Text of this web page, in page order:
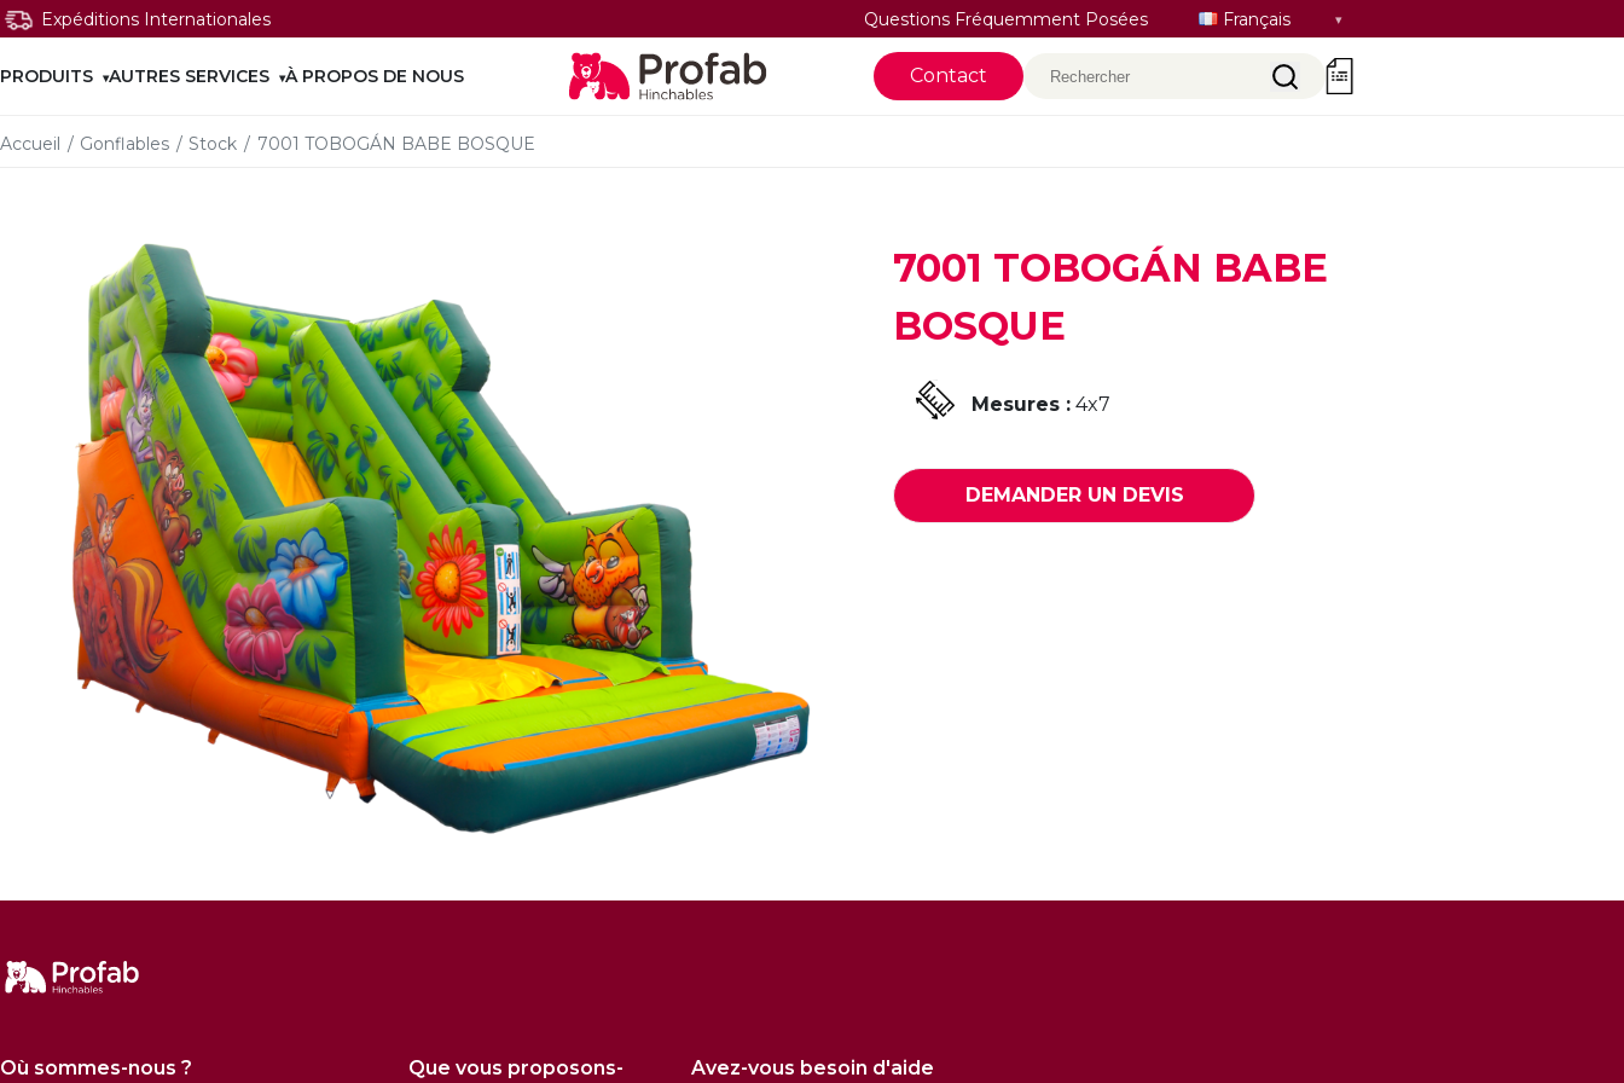
Expéditions Internationales Questions Fréquemment Posées
Sélectionner
Français
PRODUITS AUTRES SERVICES À PROPOS DE NOUS Contact Rechercher 0
Accueil / Gonflables / Stock / 7001 TOBOGÁN BABE BOSQUE
7001 TOBOGÁN BABE
BOSQUE
Mesures : 4x7
DEMANDER UN DEVIS
Où sommes-nous ? Que vous proposons- Avez-vous besoin d'aide